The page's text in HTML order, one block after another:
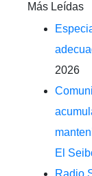
Más Leídas
2026
El
Radio